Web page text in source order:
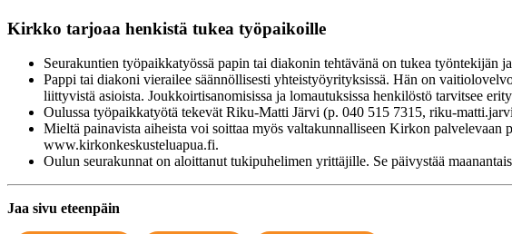
Kirkko tarjoaa henkistä tukea työpaikoille
Seurakuntien työpaikkatyössä papin tai diakonin tehtävänä on tukea
Pappi tai diakoni vierailee säännöllisesti yhteistyöyrityksissä. Hän on
liittyvistä asioista. Joukkoirtisanomisissa ja lomautuksissa henkilöstö tarvitsee
Oulussa työpaikkatyötä tekevät Riku-Matti Järvi (p. 040 515 7315, riku-
Mieltä painavista aiheista voi soittaa myös valtakunnalliseen Kirkon palvelevaan
www.kirkonkeskusteluapua.fi.
Oulun seurakunnat on aloittanut tukipuhelimen yrittäjille. Se päivystää
Jaa sivu eteenpäin